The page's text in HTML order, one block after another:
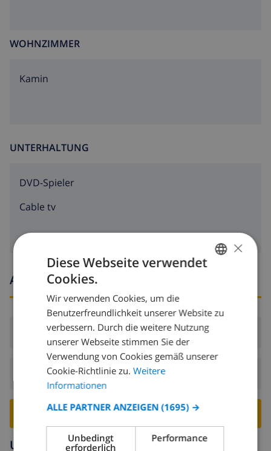
WOHNZIMMER
Kamin
UNTERHALTUNG
DVD-Spieler
Cable tv
Ankunfts- und abfahrtszeiten
Ankunft:Ab 17:00 vor 20:00
Abreise: Vor: 10:00
VILLA BUCHEN ›
Umgebung
DUTCH
SPANISH
GERMAN
ITALIAN
NORWEGIAN
×
Diese Webseite verwendet
Cookies.
Wir verwenden Cookies, um die
Benutzerfreundlichkeit unserer Website zu
verbessern. Durch die weitere Nutzung
unserer Webseite stimmen Sie der
Verwendung von Cookies gemäß unserer
Cookie-Richtlinie zu. Weitere
Informationen
ALLE PARTNER ANZEIGEN (1695) →
Unbedingt
erforderlich
Performance